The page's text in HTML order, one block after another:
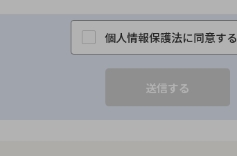
個人情報保護法に同意する